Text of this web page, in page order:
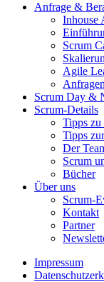
Anfrage &
Inhouse
Scrum
Agile
Scrum Day &
Scrum-Details
Tipps zu
Tipps
Der
Scrum
Bücher
Über uns
Scrum-
Kontakt
Partner
Impressum